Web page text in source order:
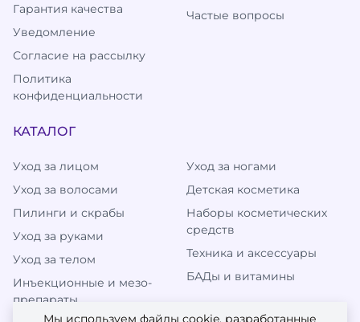
Гарантия качества
Уведомление
Согласие на рассылку
Политика
конфиденциальности
КАТАЛОГ
Уход за лицом
Уход за волосами
Пилинги и скрабы
Уход за руками
Уход за телом
Инъекционные и мезо-
препараты
Уход за ногами
Детская косметика
Наборы косметических
средств
Техника и аксессуары
БАДы и витамины
Частые вопросы
Мы используем файлы cookie, разработанные